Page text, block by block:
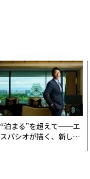
“泊まる”を超えて──エ
スパシオが描く、新しい